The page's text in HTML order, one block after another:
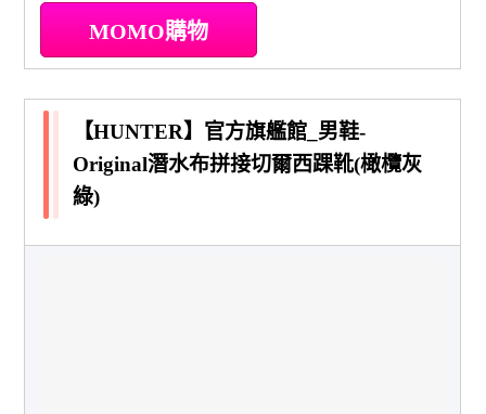
MOMO購物
【HUNTER】官方旗艦館_男鞋-
Original潛水布拼接切爾西踝靴(橄欖灰
綠)